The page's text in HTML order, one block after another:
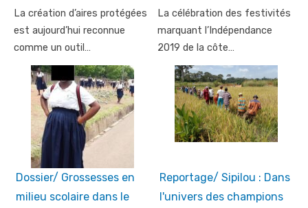
La création d’aires protégées
est aujourd’hui reconnue
comme un outil…
La célébration des festivités
marquant l’Indépendance
2019 de la côte…
Dossier/ Grossesses en
milieu scolaire dans le
Reportage/ Sipilou : Dans
l'univers des champions